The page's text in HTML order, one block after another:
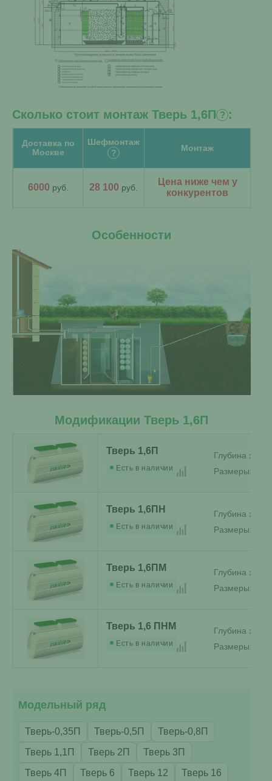
Сколько стоит монтаж Тверь 1,6П ? :
Доставка по
Москве
Шефмонтаж
?
Монтаж
6000 руб. 28 100 руб.
Цена ниже чем у
конкурентов
Особенности
Модификации Тверь 1,6П
Тверь 1,6П
Есть в наличии
Глубина
Размеры:
Тверь 1,6ПН
Есть в наличии
Глубина
Размеры:
Тверь 1,6ПМ
Есть в наличии
Глубина
Размеры:
Тверь 1,6 ПНМ
Есть в наличии
Глубина
Размеры:
Модельный ряд
Тверь-0,35П Тверь-0,5П
Тверь-0,8П
Тверь 1,1П
Тверь 2П
Тверь 3П
Тверь 4П
Тверь 6 Тверь 12 Тверь 16